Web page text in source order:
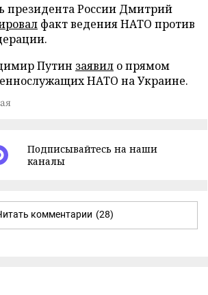
президента России Дмитрий
факт ведения НАТО против
Путин заявил о прямом
НАТО на Украине.
Подписывайтесь на наши
каналы
комментарии (28)